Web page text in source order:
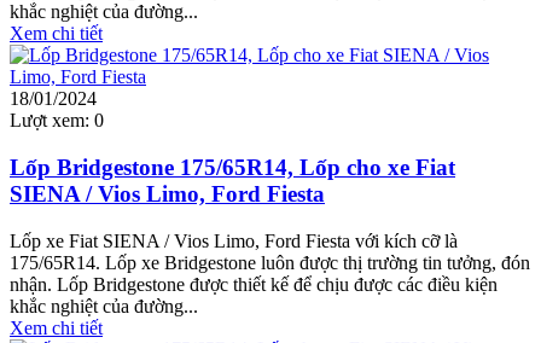
khắc nghiệt của đường...
Xem chi tiết
18/01/2024
Lượt xem: 0
Lốp Bridgestone 175/65R14, Lốp cho xe Fiat
SIENA / Vios Limo, Ford Fiesta
Lốp xe Fiat SIENA / Vios Limo, Ford Fiesta với kích cỡ là
175/65R14. Lốp xe Bridgestone luôn được thị trường tin tưởng, đón
nhận. Lốp Bridgestone được thiết kế để chịu được các điều kiện
khắc nghiệt của đường...
Xem chi tiết